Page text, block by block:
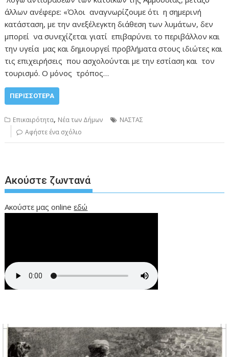
άλλων ανέφερε: «Όλοι αναγνωρίζουμε ότι η σημερινή
κατάσταση, με την ανεξέλεγκτη διάθεση των λυμάτων, δεν
μπορεί να συνεχίζεται γιατί επιβαρύνει το περιβάλλον και
την υγεία μας και δημιουργεί προβλήματα στους ιδιώτες και
τις επιχειρήσεις που ασχολούνται με την εστίαση και τον
τουρισμό. Ο μόνος τρόπος…
ΠΕΡΙΣΣΌΤΕΡΑ
Επικαιρότητα, Νέα των Δήμων
ΝΑΣΤΑΣ
Αφήστε ένα σχόλιο
Ακούστε ζωντανά
Ακούστε μας onlineεδώ